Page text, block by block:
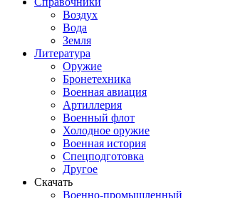
Воздух
Вода
Земля
Литература
Оружие
Бронетехника
Военная авиация
Артиллерия
Военный флот
Холодное оружие
Военная история
Спецподготовка
Другое
Скачать
Военно-промышленный